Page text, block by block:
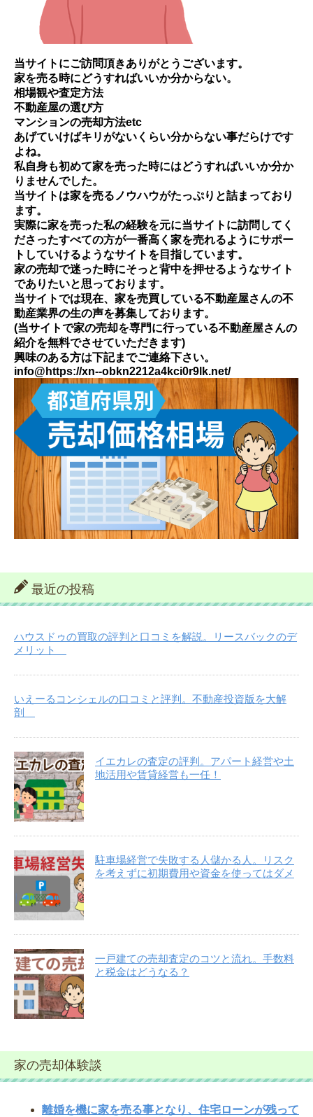
当サイトにご訪問頂きありがとうございます。
家を売る時にどうすればいいか分からない。
相場観や査定方法
不動産屋の選び方
マンションの売却方法etc
あげていけばキリがないくらい分からない事だらけです
よね。
私自身も初めて家を売った時にはどうすればいいか分か
りませんでした。
当サイトは家を売るノウハウがたっぷりと詰まっており
ます。
実際に家を売った私の経験を元に当サイトに訪問してく
ださったすべての方が一番高く家を売れるようにサポー
トしていけるようなサイトを目指しています。
家の売却で迷った時にそっと背中を押せるようなサイト
でありたいと思っております。
当サイトでは現在、家を売買している不動産屋さんの不
動産業界の生の声を募集しております。
(当サイトで家の売却を専門に行っている不動産屋さんの
紹介を無料でさせていただきます)
興味のある方は下記までご連絡下さい。
info@https://xn--obkn2212a4kci0r9lk.net/
最近の投稿
ハウスドゥの買取の評判と口コミを解説。リースバックのデ
メリット
いえーるコンシェルの口コミと評判。不動産投資版を大解
剖
イエカレの査定の評判。アパート経営や土
地活用や賃貸経営も一任！
駐車場経営で失敗する人儲かる人。リスク
を考えずに初期費用や資金を使ってはダメ
一戸建ての売却査定のコツと流れ。手数料
と税金はどうなる？
家の売却体験談
離婚を機に家を売る事となり、住宅ローンが残って